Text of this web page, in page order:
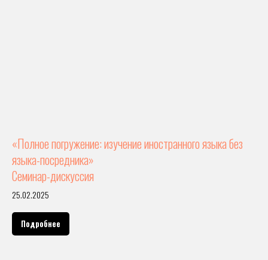
«Полное погружение: изучение иностранного языка без
языка-посредника»
Семинар-дискуссия
25.02.2025
Подробнее